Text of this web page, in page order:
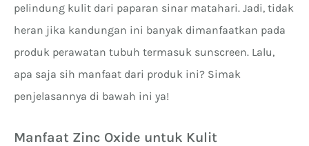
pelindung kulit dari paparan sinar matahari. Jadi, tidak
heran jika kandungan ini banyak dimanfaatkan pada
produk perawatan tubuh termasuk sunscreen. Lalu,
apa saja sih manfaat dari produk ini? Simak
penjelasannya di bawah ini ya!
Manfaat Zinc Oxide untuk Kulit